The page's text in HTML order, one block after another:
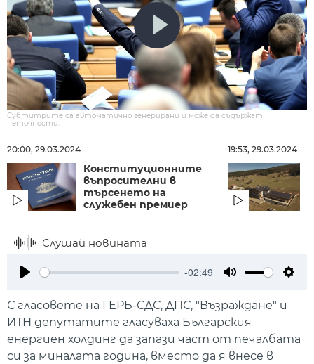
Субтитрите са автоматично генерирани и може да съдържат
неточности.
20:00, 29.03.2024
Конституционните
въпросителни в
търсенето на
служебен премиер
19:53, 29.03.2024
Слушай новината
-02:49
С гласовете на ГЕРБ-СДС, ДПС, "Възраждане" и
ИТН депутатите гласуваха Българския
енергиен холдинг да запази част от печалбата
си за миналата година, вместо да я внесе в